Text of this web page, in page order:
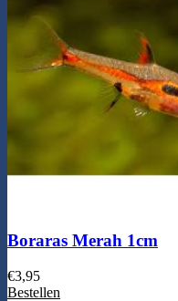
Boraras Merah 1cm
€3,95
Bestellen